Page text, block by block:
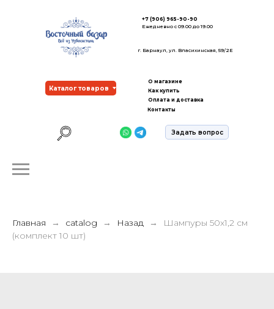
+7 (906) 965-90-90
Ежедневно с 09.00 до 19.00
г. Барнаул, ул. Власихинская, 59/2Е
Каталог товаров
Задать вопрос
О магазине
Как купить
Оплата и доставка
Контакты
Главная catalog Назад
Шампуры 50х1,2 см
(комплект 10 шт)